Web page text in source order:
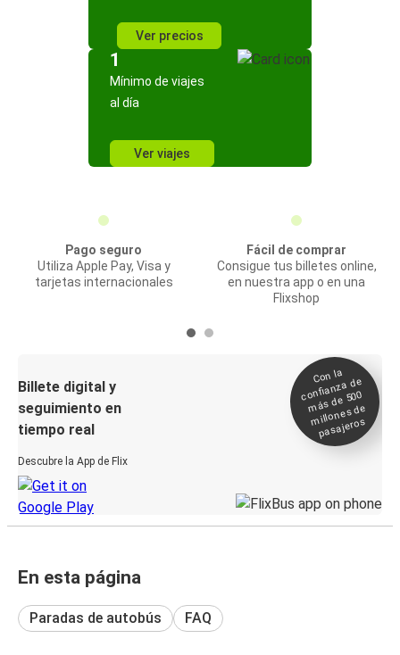
Ver precios
1
Mínimo de viajes
al día
Ver viajes
Pago seguro
Utiliza Apple Pay, Visa y
tarjetas internacionales
Fácil de comprar
Consigue tus billetes online,
en nuestra app o en una
Flixshop
Billete digital y
seguimiento en
tiempo real
Descubre la App de Flix
Con la
confianza de
más de 500
millones de
pasajeros
En esta página
Paradas de autobús FAQ